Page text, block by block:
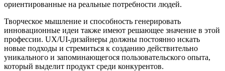
ориентированные на реальные потребности людей.
Творческое мышление и способность генерировать
инновационные идеи также имеют решающее значение в этой
профессии. UX/UI-дизайнеры должны постоянно искать
новые подходы и стремиться к созданию действительно
уникального и запоминающегося пользовательского опыта,
который выделит продукт среди конкурентов.